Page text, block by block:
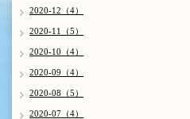
2020-12（4）
2020-11（5）
2020-10（4）
2020-09（4）
2020-08（5）
2020-07（4）